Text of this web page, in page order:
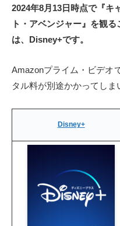
2024年8月13日時点で『キ
ト・アベンジャー』を観
は、Disney+です。
Amazonプライム・ビデオ
タル料が別途かかってしま
Disney+